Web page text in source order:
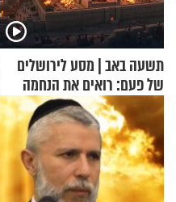
תשעה באב | מסע לירושלים
של פעם: רואים את הנחמה